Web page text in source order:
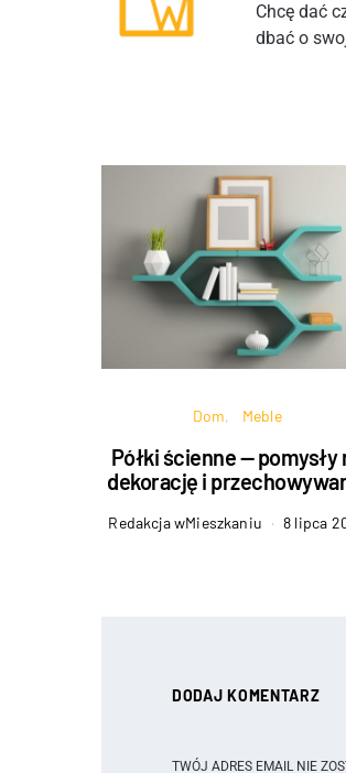
Chcę dać
dbać o
Dom Meble
Półki ścienne — pomysły
dekorację i
Redakcja wMieszkaniu 8 lipca
DODAJ KOMENTARZ
TWÓJ ADRES EMAIL NIE